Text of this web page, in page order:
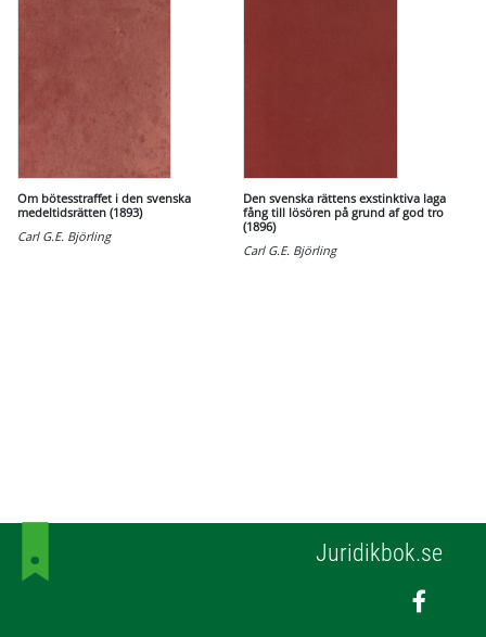
Om bötesstraffet i den svenska
medeltidsrätten (1893)
Carl G.E. Björling
Den svenska rättens exstinktiva laga
fång till lösören på grund af god tro
(1896)
Carl G.E. Björling
Juridikbok.se